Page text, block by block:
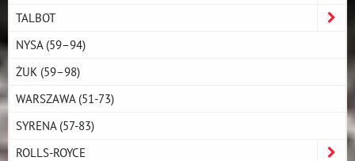
TALBOT
NYSA (59–94)
ŻUK (59–98)
WARSZAWA (51-73)
SYRENA (57-83)
ROLLS-ROYCE